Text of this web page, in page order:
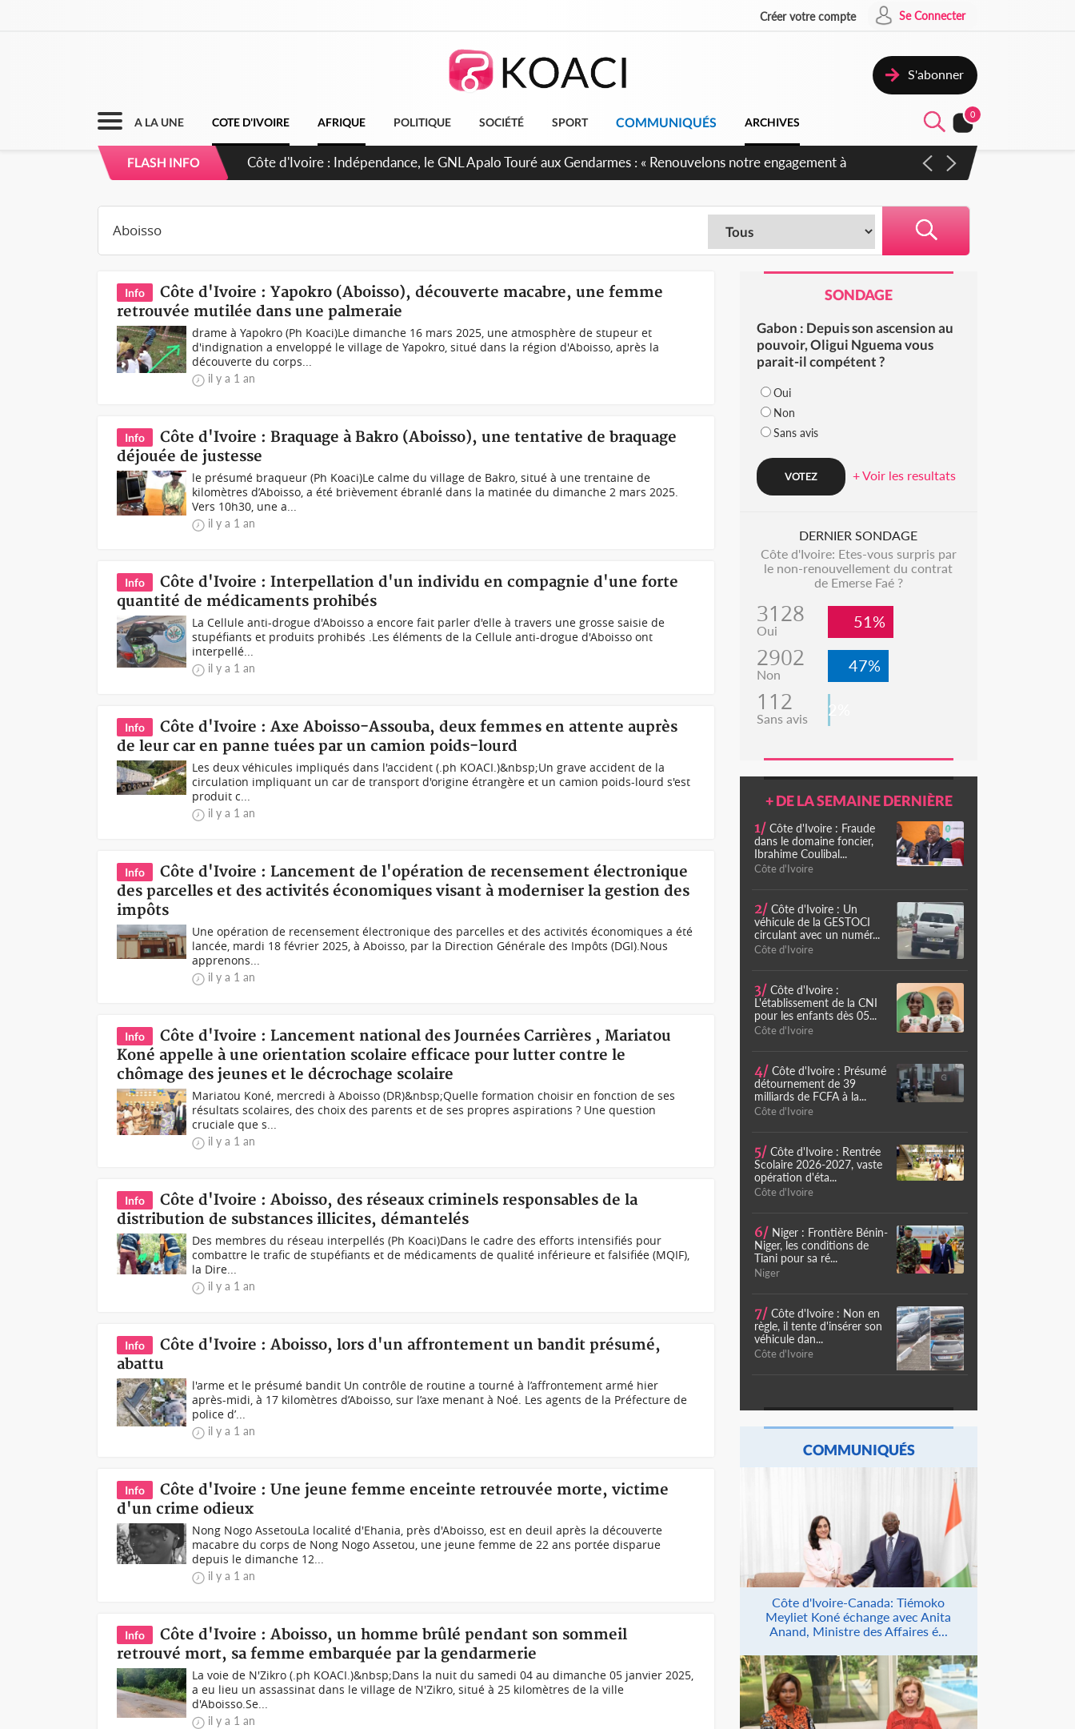
Créer votre compte Se Connecter
S'abonner
A LA UNE COTE D'IVOIRE AFRIQUE POLITIQUE SOCIÉTÉ SPORT COMMUNIQUÉS ARCHIVES
0
FLASH INFO
Sierra Leone : Un projet de réforme constitutionnelle en gestation, points clés des amendements, un exclu
Info
Côte d'Ivoire : Yapokro (Aboisso), découverte macabre, une femme
retrouvée mutilée dans une palmeraie
drame à Yapokro (Ph Koaci)Le dimanche 16 mars 2025, une atmosphère de stupeur et
d'indignation a enveloppé le village de Yapokro, situé dans la région d'Aboisso, après la
découverte du corps...
il y a 1 an
Info
Côte d'Ivoire : Braquage à Bakro (Aboisso), une tentative de braquage
déjouée de justesse
le présumé braqueur (Ph Koaci)Le calme du village de Bakro, situé à une trentaine de
kilomètres d’Aboisso, a été brièvement ébranlé dans la matinée du dimanche 2 mars 2025.
Vers 10h30, une a...
il y a 1 an
Info
Côte d'Ivoire : Interpellation d'un individu en compagnie d'une forte
quantité de médicaments prohibés
La Cellule anti-drogue d'Aboisso a encore fait parler d'elle à travers une grosse saisie de
stupéfiants et produits prohibés .Les éléments de la Cellule anti-drogue d'Aboisso ont
interpellé...
il y a 1 an
Info
Côte d'Ivoire : Axe Aboisso-Assouba, deux femmes en attente auprès
de leur car en panne tuées par un camion poids-lourd
Les deux véhicules impliqués dans l'accident (.ph KOACI.)&nbsp;Un grave accident de la
circulation impliquant un car de transport d'origine étrangère et un camion poids-lourd s'est
produit c...
il y a 1 an
Info
Côte d'Ivoire : Lancement de l'opération de recensement électronique
des parcelles et des activités économiques visant à moderniser la gestion des
impôts
Une opération de recensement électronique des parcelles et des activités économiques a été
lancée, mardi 18 février 2025, à Aboisso, par la Direction Générale des Impôts (DGI).Nous
apprenons...
il y a 1 an
Info
Côte d'Ivoire : Lancement national des Journées Carrières , Mariatou
Koné appelle à une orientation scolaire efficace pour lutter contre le
chômage des jeunes et le décrochage scolaire
Mariatou Koné, mercredi à Aboisso (DR)&nbsp;Quelle formation choisir en fonction de ses
résultats scolaires, des choix des parents et de ses propres aspirations ? Une question
cruciale que s...
il y a 1 an
Info
Côte d'Ivoire : Aboisso, des réseaux criminels responsables de la
distribution de substances illicites, démantelés
Des membres du réseau interpellés (Ph Koaci)Dans le cadre des efforts intensifiés pour
combattre le trafic de stupéfiants et de médicaments de qualité inférieure et falsifiée (MQIF),
la Dire...
il y a 1 an
Info
Côte d'Ivoire : Aboisso, lors d'un affrontement un bandit présumé,
abattu
l'arme et le présumé bandit Un contrôle de routine a tourné à l’affrontement armé hier
après-midi, à 17 kilomètres d’Aboisso, sur l’axe menant à Noé. Les agents de la Préfecture de
police d’...
il y a 1 an
Info
Côte d'Ivoire : Une jeune femme enceinte retrouvée morte, victime
d'un crime odieux
Nong Nogo AssetouLa localité d'Ehania, près d'Aboisso, est en deuil après la découverte
macabre du corps de Nong Nogo Assetou, une jeune femme de 22 ans portée disparue
depuis le dimanche 12...
il y a 1 an
Info
Côte d'Ivoire : Aboisso, un homme brûlé pendant son sommeil
retrouvé mort, sa femme embarquée par la gendarmerie
La voie de N'Zikro (.ph KOACI.)&nbsp;Dans la nuit du samedi 04 au dimanche 05 janvier 2025,
a eu lieu un assassinat dans le village de N'Zikro, situé à 25 kilomètres de la ville
d'Aboisso.Se...
il y a 1 an
SONDAGE
Gabon : Depuis son ascension au
pouvoir, Oligui Nguema vous
parait-il compétent ?
Oui
Non
Sans avis
+ Voir les resultats
DERNIER SONDAGE
Côte d'Ivoire: Etes-vous surpris par
le non-renouvellement du contrat
de Emerse Faé ?
3128
Oui 51%
2902
Non 47%
112
Sans avis 2%
+ DE LA SEMAINE DERNIÈRE
1/ Côte d'Ivoire : Fraude
dans le domaine foncier,
Ibrahime Coulibal...
Côte d'Ivoire
2/ Côte d'Ivoire : Un
véhicule de la GESTOCI
circulant avec un numér...
Côte d'Ivoire
3/ Côte d'Ivoire :
L'établissement de la CNI
pour les enfants dès 05...
Côte d'Ivoire
4/ Côte d'Ivoire : Présumé
détournement de 39
milliards de FCFA à la...
Côte d'Ivoire
5/ Côte d'Ivoire : Rentrée
Scolaire 2026-2027, vaste
opération d'éta...
Côte d'Ivoire
6/ Niger : Frontière Bénin-
Niger, les conditions de
Tiani pour sa ré...
Niger
7/ Côte d'Ivoire : Non en
règle, il tente d'insérer son
véhicule dan...
Côte d'Ivoire
COMMUNIQUÉS
Côte d'Ivoire-Canada: Tiémoko
Meyliet Koné échange avec Anita
Anand, Ministre des Affaires é...